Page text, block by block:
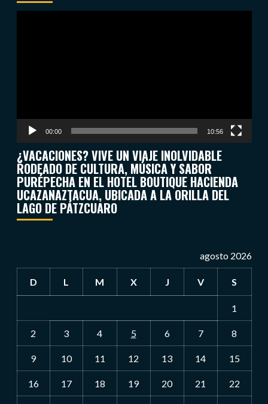
00:00 10:56
¿VACACIONES? VIVE UN VIAJE INOLVIDABLE
RODEADO DE CULTURA, MÚSICA Y SABOR
PURÉPECHA EN EL HOTEL BOUTIQUE HACIENDA
UCAZANAZTACUA, UBICADA A LA ORILLA DEL
LAGO DE PÁTZCUARO
agosto 2026
D L M X J V S
1
2 3 4 5 6 7 8
9 10 11 12 13 14 15
16 17 18 19 20 21 22